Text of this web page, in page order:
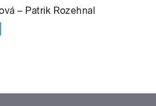
– Patrik Rozehnal